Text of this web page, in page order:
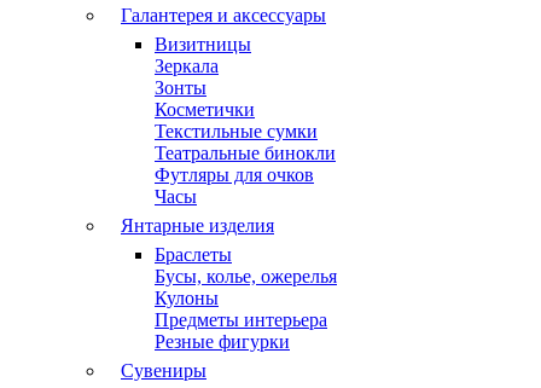
Галантерея и аксессуары
Визитницы
Зеркала
Зонты
Косметички
Текстильные сумки
Театральные бинокли
Футляры для очков
Часы
Янтарные изделия
Браслеты
Бусы, колье, ожерелья
Кулоны
Предметы интерьера
Резные фигурки
Сувениры